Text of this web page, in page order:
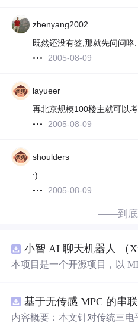
zhenyang2002
既然还没有签,那就先问问咯.
2005-08-09
layueer
再北京规模100楼主就可以
2005-08-09
shoulders
:)
2005-08-09
——到
小智 AI 聊天机器人 （
本项目是一个开源项目，以
速发展的大语言模型应用到实
对 AI 感兴趣的学生，还是想
内容概要：本文针对传统三